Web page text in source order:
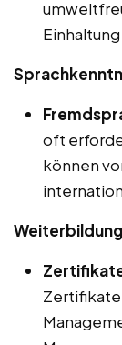
oft
können
Zertifikate